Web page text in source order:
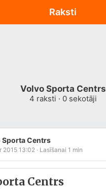
Volvo Sporta Centrs
4 raksti · 0sekotāji
Sporta Centrs
2015 13:02 · Lasīšanai 1 min
Centrs
Raksti